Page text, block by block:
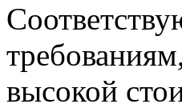
высокой